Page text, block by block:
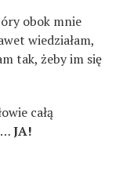
obok mnie
wiedziałam,
tak, żeby im się
całą
JA!